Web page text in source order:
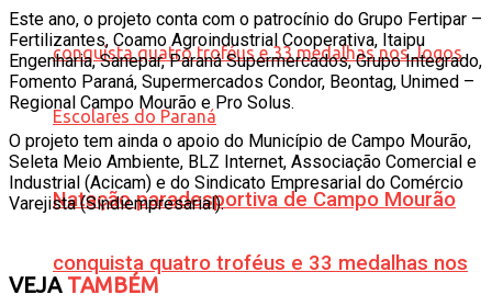
Natação paradesportiva de Campo Mourão
conquista quatro troféus e 33 medalhas nos
Este ano, o projeto conta com o patrocínio do Grupo Fertipar –
Fertilizantes, Coamo Agroindustrial Cooperativa, Itaipu
Engenharia, Sanepar, Paraná Supermercados, Grupo Integrado,
Fomento Paraná, Supermercados Condor, Beontag, Unimed –
Regional Campo Mourão e Pro Solus.
O projeto tem ainda o apoio do Município de Campo Mourão,
Seleta Meio Ambiente, BLZ Internet, Associação Comercial e
Industrial (Acicam) e do Sindicato Empresarial do Comércio
Varejista (Sindiempresarial).
VEJATAMBÉM